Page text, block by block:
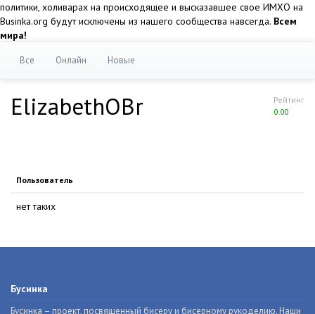
политики, холиварах на происходящее и высказавшее свое ИМХО на
Businka.org будут исключены из нашего сообщества навсегда. Всем
мира!
Все Онлайн Новые
Рейтинг
0.00
ElizabethOBr
Пользователь
нет таких
Бусинка
Бусинка – проект, посвященный бисеру и бисерному рукоделию. Наши